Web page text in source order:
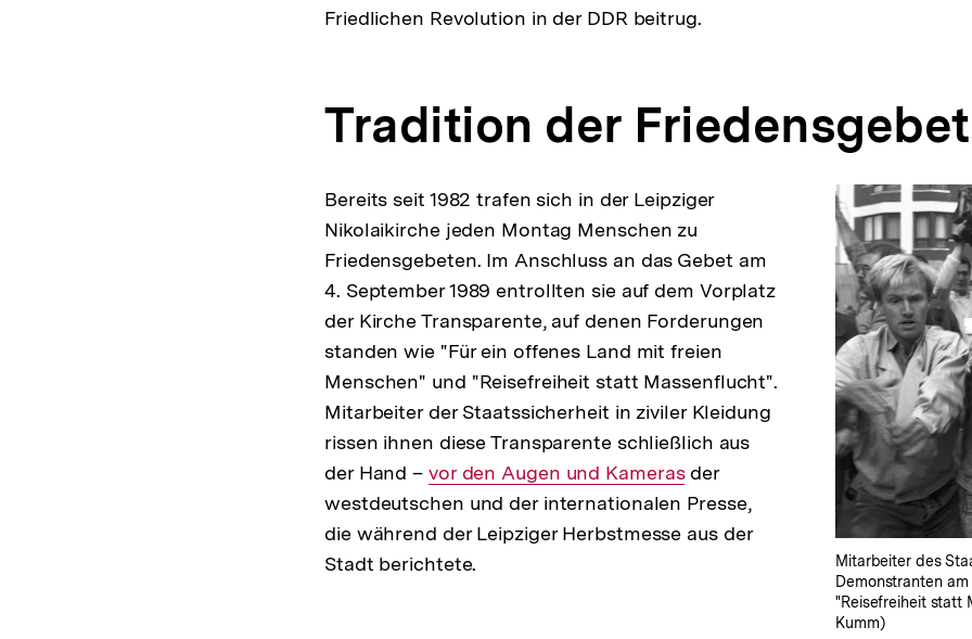
Friedlichen Revolution in der DDR beitrug.
Tradition der
Mitarbeiter des
Demonstranten
"Reisefreiheit statt
Kumm)
Bereits seit 1982 trafen sich in der Leipziger
Nikolaikirche jeden Montag Menschen zu
Friedensgebeten. Im Anschluss an das Gebet am
4. September 1989 entrollten sie auf dem Vorplatz
der Kirche Transparente, auf denen Forderungen
standen wie "Für ein offenes Land mit freien
Menschen" und "Reisefreiheit statt Massenflucht".
Mitarbeiter der Staatssicherheit in ziviler Kleidung
rissen ihnen diese Transparente schließlich aus
der Hand – Interner
Link:
vor den Augen und Kamerasder
westdeutschen und der internationalen Presse,
die während der Leipziger Herbstmesse aus der
Stadt berichtete.